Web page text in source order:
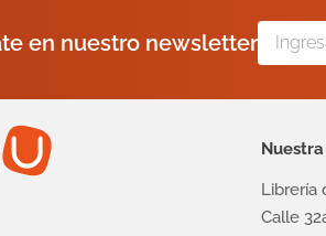
en nuestro newsletter
Librería
Calle